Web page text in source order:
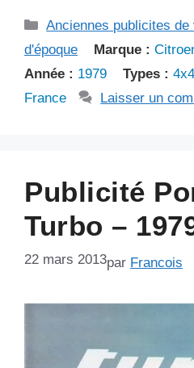
Catégories
Anciennes publicites de
d'époque
Marque :
Année : 1979 Types : 4x4
France
Laisser un
Publicité
Turbo –
22 mars 2013par Francois